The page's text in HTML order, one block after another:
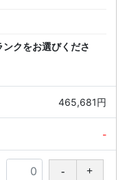
クをお選びくださ
465,681円
-